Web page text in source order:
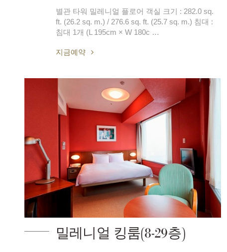
별관 타워 밀레니얼 플로어 객실 크기 : 282.0 sq.
ft. (26.2 sq. m.) / 276.6 sq. ft. (25.7 sq. m.) 침대 :
침대 1개 (L 195cm × W 180c …
지금예약
밀레니얼 킹룸(8-29층)